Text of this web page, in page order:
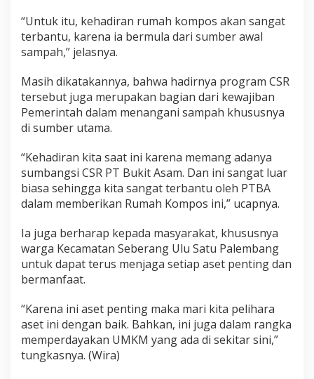
“Untuk itu, kehadiran rumah kompos akan sangat
terbantu, karena ia bermula dari sumber awal
sampah,” jelasnya.
Masih dikatakannya, bahwa hadirnya program CSR
tersebut juga merupakan bagian dari kewajiban
Pemerintah dalam menangani sampah khususnya
di sumber utama.
“Kehadiran kita saat ini karena memang adanya
sumbangsi CSR PT Bukit Asam. Dan ini sangat luar
biasa sehingga kita sangat terbantu oleh PTBA
dalam memberikan Rumah Kompos ini,” ucapnya.
Ia juga berharap kepada masyarakat, khususnya
warga Kecamatan Seberang Ulu Satu Palembang
untuk dapat terus menjaga setiap aset penting dan
bermanfaat.
“Karena ini aset penting maka mari kita pelihara
aset ini dengan baik. Bahkan, ini juga dalam rangka
memperdayakan UMKM yang ada di sekitar sini,”
tungkasnya. (Wira)